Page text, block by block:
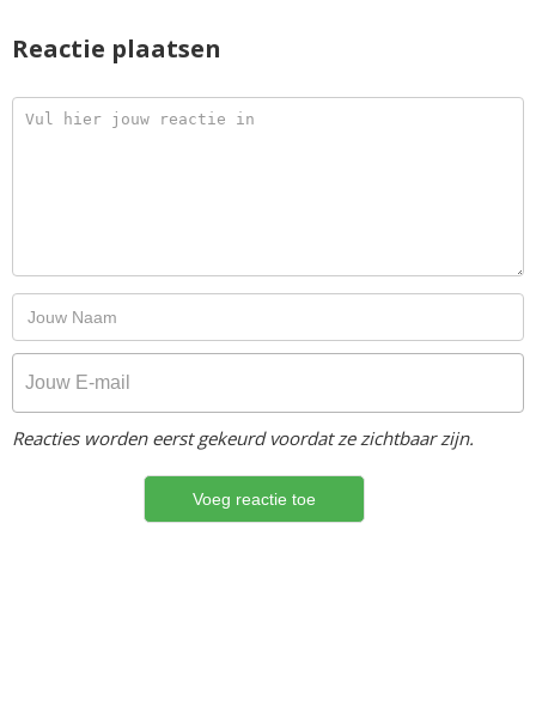
Reactie plaatsen
Reacties worden eerst gekeurd voordat ze zichtbaar zijn.